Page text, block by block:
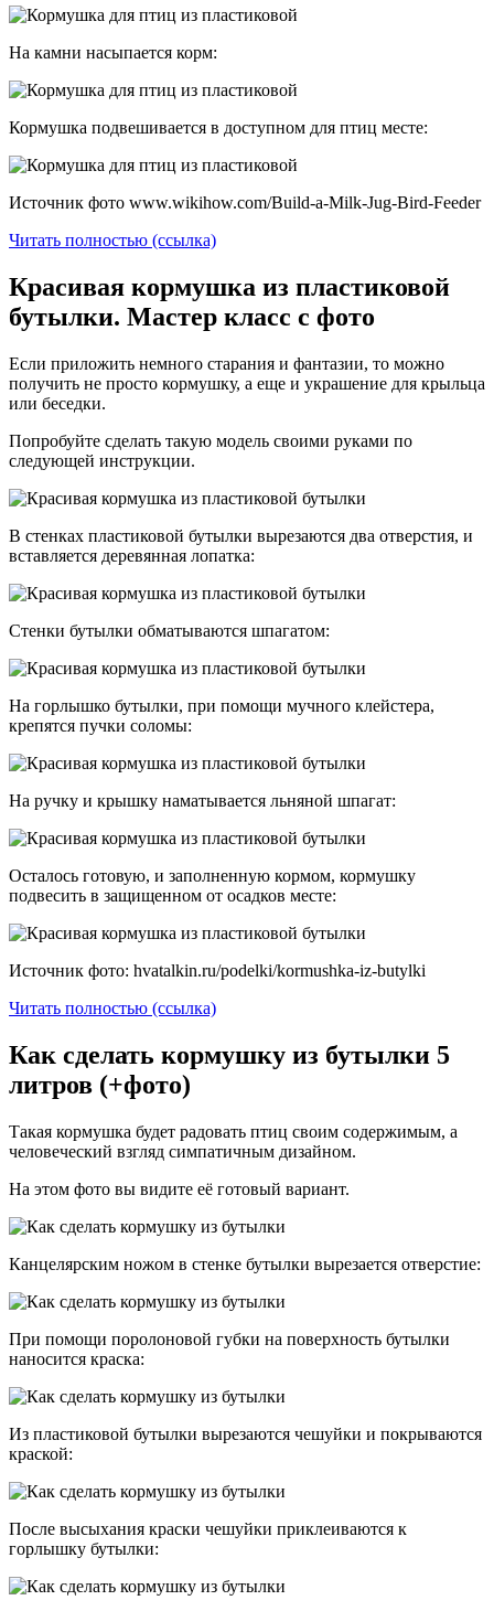
На камни насыпается корм:
Кормушка подвешивается в доступном для птиц месте:
Источник фото www.wikihow.com/Build-a-Milk-Jug-Bird-Feeder
Читать полностью (ссылка)
Красивая кормушка из пластиковой
бутылки. Мастер класс с фото
Если приложить немного старания и фантазии, то можно
получить не просто кормушку, а еще и украшение для крыльца
или беседки.
Попробуйте сделать такую модель своими руками по
следующей инструкции.
В стенках пластиковой бутылки вырезаются два отверстия, и
вставляется деревянная лопатка:
Стенки бутылки обматываются шпагатом:
На горлышко бутылки, при помощи мучного клейстера,
крепятся пучки соломы:
На ручку и крышку наматывается льняной шпагат:
Осталось готовую, и заполненную кормом, кормушку
подвесить в защищенном от осадков месте:
Источник фото: hvatalkin.ru/podelki/kormushka-iz-butylki
Читать полностью (ссылка)
Как сделать кормушку из бутылки 5
литров (+фото)
Такая кормушка будет радовать птиц своим содержимым, а
человеческий взгляд симпатичным дизайном.
На этом фото вы видите её готовый вариант.
Канцелярским ножом в стенке бутылки вырезается отверстие:
При помощи поролоновой губки на поверхность бутылки
наносится краска:
Из пластиковой бутылки вырезаются чешуйки и покрываются
краской:
После высыхания краски чешуйки приклеиваются к
горлышку бутылки: